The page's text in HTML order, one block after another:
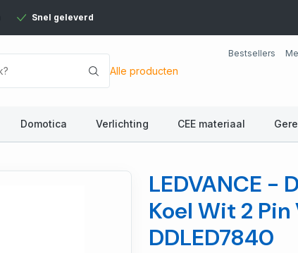
Snel geleverd
Alle producten
Bestsellers
Domotica Verlichting CEE materiaal
LEDVANCE -
Koel Wit 2
DDLED7840